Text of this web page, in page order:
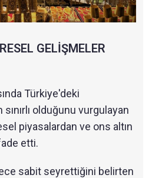
GELİŞMELER
Türkiye'deki
olduğunu vurgulayan
piyasalardan ve ons altın
etti.
sabit seyrettiğini belirten